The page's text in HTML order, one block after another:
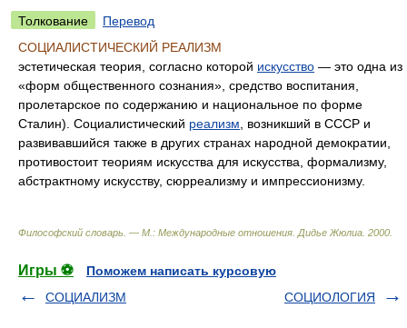
Толкование
Перевод
СОЦИАЛИСТИЧЕСКИЙ РЕАЛИЗМ
эстетическая теория, согласно которой искусство — это одна из
«форм общественного сознания», средство воспитания,
пролетарское по содержанию и национальное по форме
Сталин). Социалистический реализм , возникший в СССР и
развивавшийся также в других странах народной демократии,
противостоит теориям искусства для искусства, формализму,
абстрактному искусству, сюрреализму и импрессионизму.
Философский словарь. — М.: Международные отношения Дидье Жюлиа 2000
Игры ⚽
Поможем написать курсовую
СОЦИАЛИЗМ
СОЦИОЛОГИЯ